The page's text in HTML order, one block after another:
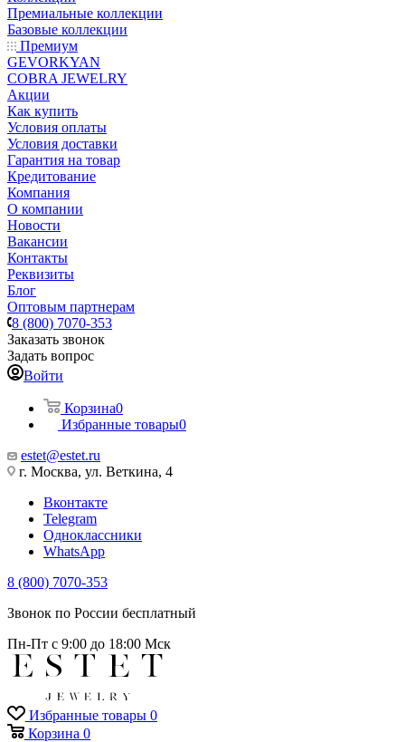
Премиальные коллекции
Базовые коллекции
Премиум
GEVORKYAN
COBRA JEWELRY
Акции
Как купить
Условия оплаты
Условия доставки
Гарантия на товар
Кредитование
Компания
О компании
Новости
Вакансии
Контакты
Реквизиты
Блог
Оптовым партнерам
8 (800) 7070-353
Заказать звонок
Задать вопрос
Войти
Корзина0
Избранные товары0
estet@estet.ru
г. Москва, ул. Веткина, 4
Вконтакте
Telegram
Одноклассники
WhatsApp
8 (800) 7070-353
Звонок по России бесплатный
Пн-Пт с 9:00 до 18:00 Мск
Избранные товары 0
Корзина 0